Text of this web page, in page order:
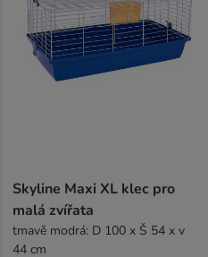
Skyline Maxi XL klec pro
malá zvířata
tmavě modrá: D 100 x Š 54 x v
44 cm